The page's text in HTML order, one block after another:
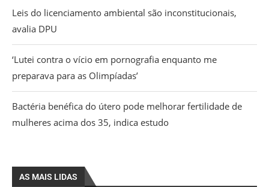
Leis do licenciamento ambiental são inconstitucionais,
avalia DPU
‘Lutei contra o vício em pornografia enquanto me
preparava para as Olimpíadas’
Bactéria benéfica do útero pode melhorar fertilidade de
mulheres acima dos 35, indica estudo
AS MAIS LIDAS